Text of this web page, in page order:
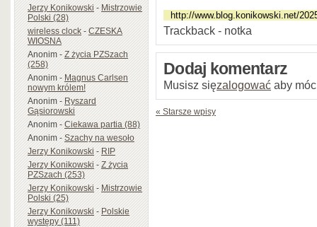
Jerzy Konikowski-Mistrzowie
Polski (28)
wireless clock-CZESKA
WIOSNA
Anonim-Z życia PZSzach
(258)
Anonim-Magnus Carlsen
nowym królem!
Anonim-Ryszard
Gąsiorowski
Anonim-Ciekawa partia (88)
Anonim-Szachy na wesoło
Jerzy Konikowski-RIP
Jerzy Konikowski-Z życia
PZSzach (253)
Jerzy Konikowski-Mistrzowie
Polski (25)
Jerzy Konikowski-Polskie
występy (111)
Trackback - notka
Dodaj komentarz
Musisz sięzalogować aby
« Starsze wpisy